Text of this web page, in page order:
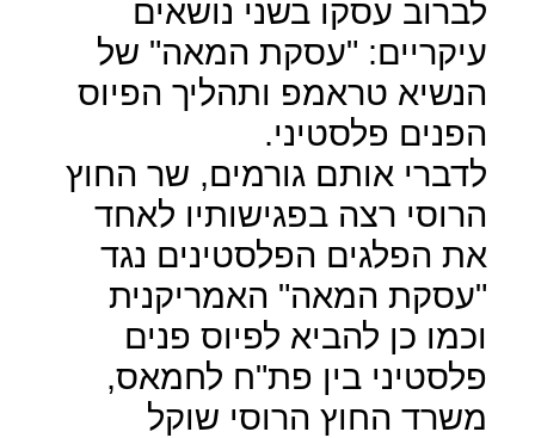
לברוב עסקו בשני נושאים
עיקריים: "עסקת המאה" של
הנשיא טראמפ ותהליך הפיוס
הפנים פלסטיני.
לדברי אותם גורמים, שר החוץ
הרוסי רצה בפגישותיו לאחד
את הפלגים הפלסטינים נגד
"עסקת המאה" האמריקנית
וכמו כן להביא לפיוס פנים
פלסטיני בין פת"ח לחמאס,
משרד החוץ הרוסי שוקל